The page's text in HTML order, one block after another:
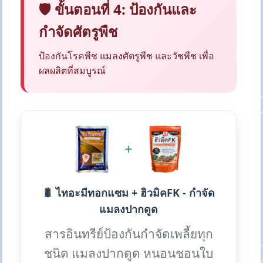
🛡️ ขั้นตอนที่ 4: ป้องกันและ
กำจัดศัตรูพืช
ป้องกันโรคพืช แมลงศัตรูพืช และวัชพืช เพื่อ
ผลผลิตที่สมบูรณ์
+
🐛 ไทอะมีทอกแซม + ฮิวมิคFK - กำจัด
แมลงปากดูด
สารอินทรีย์ป้องกันกำจัดเพลี้ยทุก
ชนิด แมลงปากดูด หนอนชอนใบ